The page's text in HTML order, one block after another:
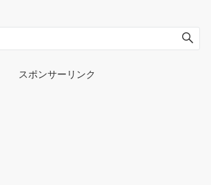
スポンサーリンク